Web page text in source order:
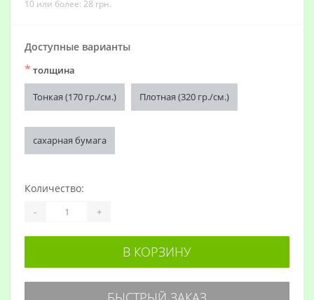
10 или более: 28 грн.
Доступные варианты
* толщина
Тонкая (170 гр./см.) Плотная (320 гр./см.)
сахарная бумага
Количество:
- +
В КОРЗИНУ